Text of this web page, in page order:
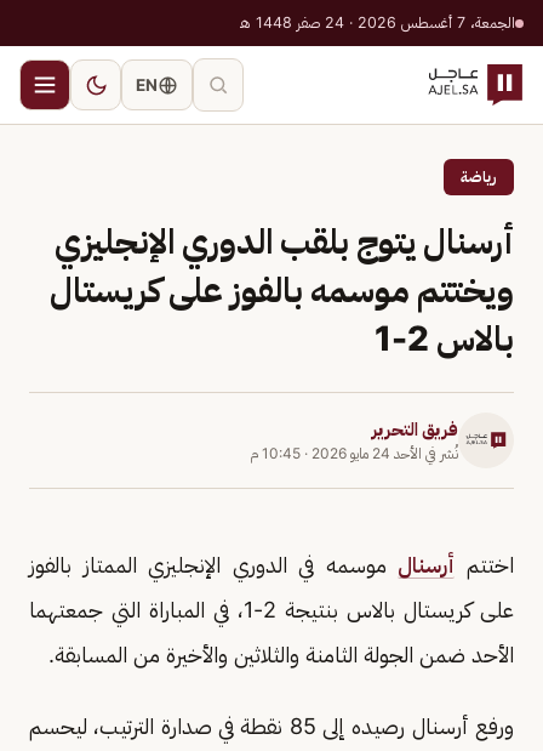
الجمعة، 7 أغسطس 2026 · 24 صفر 1448 هـ
EN
رياضة
أرسنال يتوج بلقب الدوري الإنجليزي
ويختتم موسمه بالفوز على كريستال
بالاس 2-1
فريق التحرير
نُشر في الأحد 24 مايو 2026 · 10:45 م
اختتم أرسنال موسمه في الدوري الإنجليزي الممتاز بالفوز
على كريستال بالاس بنتيجة 2-1، في المباراة التي جمعتهما
الأحد ضمن الجولة الثامنة والثلاثين والأخيرة من المسابقة.
ورفع أرسنال رصيده إلى 85 نقطة في صدارة الترتيب، ليحسم